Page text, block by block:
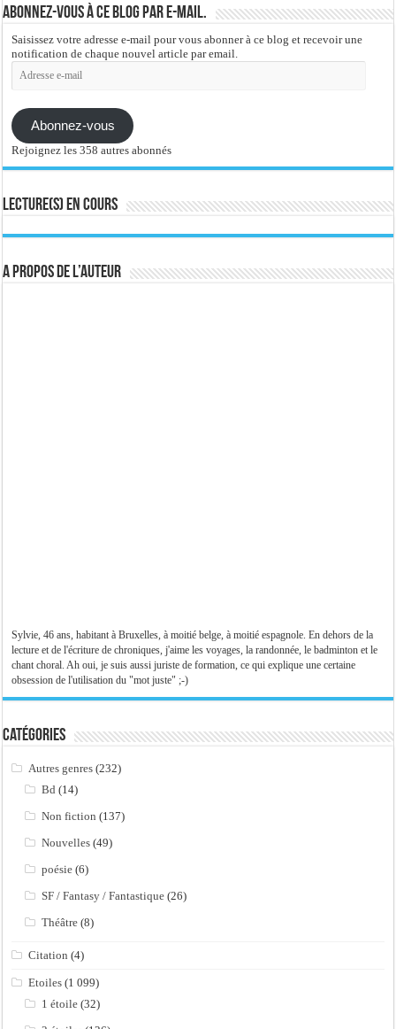
Abonnez-vous à ce blog par e-mail.
Saisissez votre adresse e-mail pour vous abonner à ce blog et recevoir une
notification de chaque nouvel article par email.
Adresse
e-
Abonnez-vous
Rejoignez les 358 autres abonnés
Lecture(s) en cours
A propos de l’auteur
Sylvie, 46 ans, habitant à Bruxelles, à moitié belge, à moitié espagnole. En dehors de la
lecture et de l'écriture de chroniques, j'aime les voyages, la randonnée, le badminton et le
chant choral. Ah oui, je suis aussi juriste de formation, ce qui explique une certaine
obsession de l'utilisation du "mot juste" ;-)
Catégories
Autres genres (232)
Bd (14)
Non fiction (137)
Nouvelles (49)
poésie (6)
SF / Fantasy / Fantastique (26)
Théâtre (8)
Citation (4)
Etoiles (1 099)
1 étoile (32)